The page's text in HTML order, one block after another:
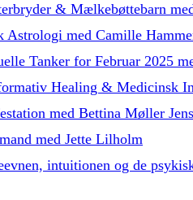
& Mælkebøttebarn
Astrologi med Camille
Tanker for Februar 2025
Healing & Medicinsk
med Bettina Møller
med Jette Lilholm
intuitionen og de